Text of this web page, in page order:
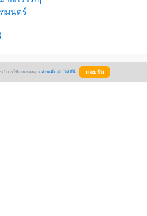
มนตร์
น. Counter :
Pageviews.
ณ์การใช้งานของคุณ อ่านเพิ่มเติมได้ที่นี่